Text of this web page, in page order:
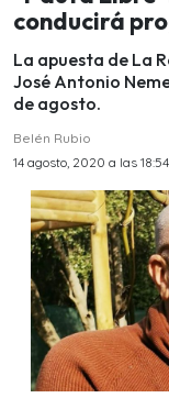
conducirá
La apuesta de La
José Antonio
de agosto.
Belén Rubio
14 agosto, 2020 a las 18:54